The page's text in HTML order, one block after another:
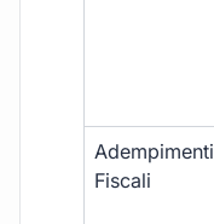
Adempimenti
Fiscali